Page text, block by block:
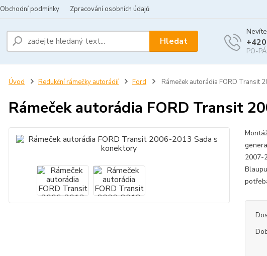
Obchodní podmínky Zpracování osobních údajů
Hledat
PO-
Úvod Redukční rámečky autorádií Ford Rámeček autorádia FORD Transit
Rámeček autorádia FORD Transit
2007-